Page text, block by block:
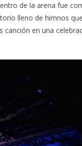
de la arena fue
lleno de himnos
canción en una